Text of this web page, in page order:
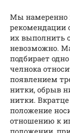
Мы намеренно
рекомендации
их выполнить
невозможно.
подбирает
челнока
появлением
нитки, обрыв
нитки.
положение
отношению к